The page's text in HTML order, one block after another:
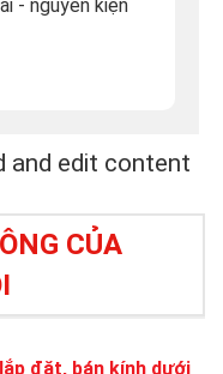
- nguyên kiện
and edit content
CỦA
đặt, bán kính dưới